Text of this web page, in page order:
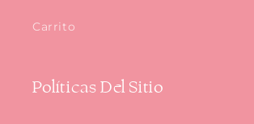
Carrito
Políticas Del Sitio